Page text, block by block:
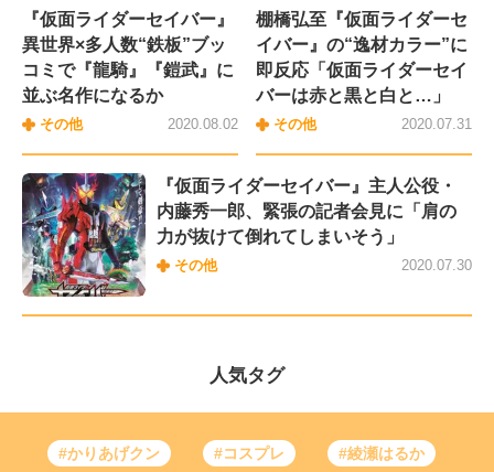
『仮面ライダーセイバー』
異世界×多人数“鉄板”ブッ
コミで『龍騎』『鎧武』に
並ぶ名作になるか
その他 2020.08.02
棚橋弘至『仮面ライダーセ
イバー』の“逸材カラー”に
即反応「仮面ライダーセイ
バーは赤と黒と白と…」
その他 2020.07.31
『仮面ライダーセイバー』主人公役・
内藤秀一郎、緊張の記者会見に「肩の
力が抜けて倒れてしまいそう」
その他 2020.07.30
人気タグ
#かりあげクン #コスプレ #綾瀬はるか